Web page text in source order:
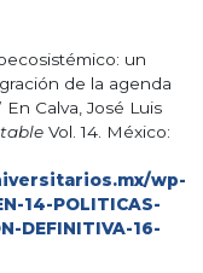
un
de la agenda
Calva, José Luis
Vol. 14. México:
wp-
14-POLITICAS-
DEFINITIVA-16-